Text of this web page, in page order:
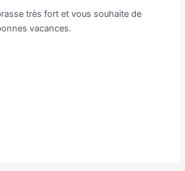
très fort et vous souhaite de
vacances.